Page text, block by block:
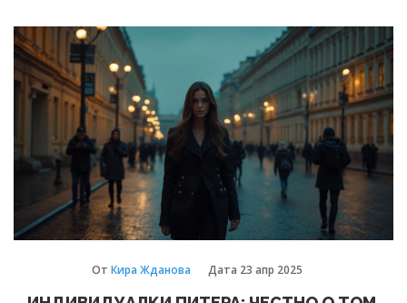
От Кира Жданова Дата 23 апр 2025